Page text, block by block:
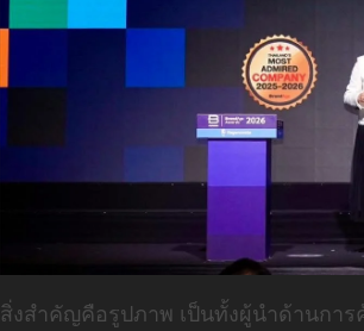
สิ่งสำคัญคือรูปภาพ เป็นทั้งผู้นำด้านกา